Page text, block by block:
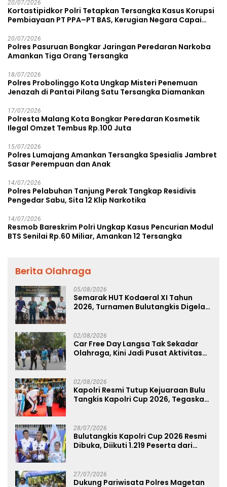
20/07/2026
Kortastipidkor Polri Tetapkan Tersangka Kasus Korupsi
Pembiayaan PT PPA–PT BAS, Kerugian Negara Capai
20/07/2026
Polres Pasuruan Bongkar Jaringan Peredaran Narkoba
Amankan Tiga Orang Tersangka
18/07/2026
Polres Probolinggo Kota Ungkap Misteri Penemuan
Jenazah di Pantai Pilang Satu Tersangka Diamankan
17/07/2026
Polresta Malang Kota Bongkar Peredaran Kosmetik
Ilegal Omzet Tembus Rp.100 Juta
15/07/2026
Polres Lumajang Amankan Tersangka Spesialis Jambret
Sasar Perempuan dan Anak
14/07/2026
Polres Pelabuhan Tanjung Perak Tangkap Residivis
Pengedar Sabu, Sita 12 Klip Narkotika
14/07/2026
Resmob Bareskrim Polri Ungkap Kasus Pencurian Modul
BTS Senilai Rp.60 Miliar, Amankan 12 Tersangka
Berita Olahraga
05/08/2026
Semarak HUT Kodaeral XI Tahun
2026, Turnamen Bulutangkis Digelar
02/08/2026
Car Free Day Langsa Tak Sekadar
Olahraga, Kini Jadi Pusat Aktivitas
02/08/2026
Kapolri Resmi Tutup Kejuaraan Bulu
Tangkis Kapolri Cup 2026, Tegaskan
28/07/2026
Bulutangkis Kapolri Cup 2026 Resmi
Dibuka, Diikuti 1.219 Peserta dari
27/07/2026
Dukung Pariwisata Polres Magetan